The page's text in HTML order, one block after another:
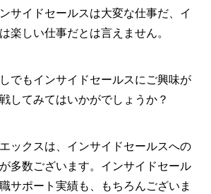
サイドセールスは大変な仕事だ、イ
楽しい仕事だとは言えません。
でもインサイドセールスにご興味が
してみてはいかがでしょうか？
ックスは、インサイドセールスへの
多数ございます。インサイドセール
サポート実績も、もちろんございま